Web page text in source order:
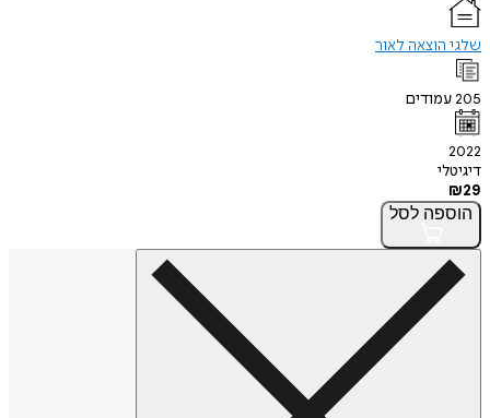
שלגי הוצאה לאור
205עמודים
2022
דיגיטלי
₪29
הוספה לסל